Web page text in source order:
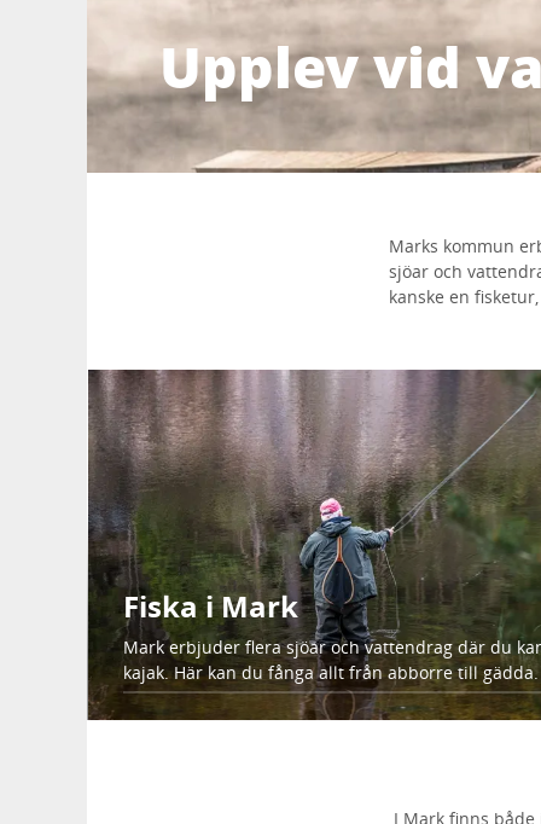
Upplev vid
Marks kommun
sjöar och
kanske en
Fiska i Mark
Mark erbjuder flera sjöar och vattendrag där du
kajak. Här kan du fånga allt från abborre till gädda.
I Mark finns